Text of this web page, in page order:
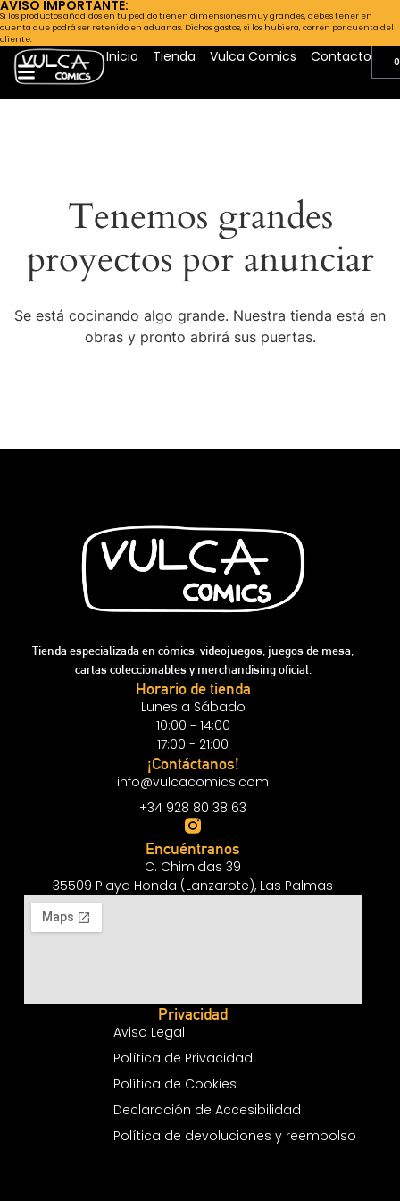
AVISO IMPORTANTE:
Si los productos añadidos en tu pedido tienen dimensiones muy grandes, debes tener en
cuenta que podrá ser retenido en aduanas. Dichos gastos, si los hubiera, corren por cuenta del
cliente.
Inicio Tienda Vulca Comics Contacto
Tenemos grandes
proyectos por anunciar
Se está cocinando algo grande. Nuestra tienda está en
obras y pronto abrirá sus puertas.
Tienda especializada en cómics, videojuegos, juegos de mesa,
cartas coleccionables y merchandising oficial.
Horario de tienda
Lunes a Sábado
10:00 - 14:00
17:00 - 21:00
¡Contáctanos!
info@vulcacomics.com
+34 928 80 38 63
Encuéntranos
C. Chimidas 39
35509 Playa Honda (Lanzarote), Las Palmas
Privacidad
Aviso Legal
Política de Privacidad
Política de Cookies
Declaración de Accesibilidad
Política de devoluciones y reembolso